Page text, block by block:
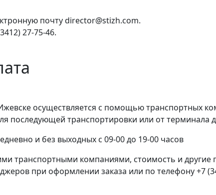
почту director@stizh.com.
27-75-46.
осуществляется с помощью транспортных
последующей транспортировки или от терминала
и без выходных с 09-00 до 19-00 часов
транспортными компаниями, стоимость и другие
при оформлении заказа или по телефону +7